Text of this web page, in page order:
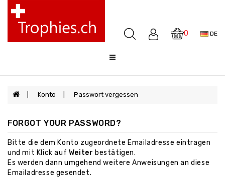
0 DE
Pokale
Medaillen
Awards
Glocken
Sale
Konto Passwort vergessen
FORGOT YOUR PASSWORD?
Bitte die dem Konto zugeordnete Emailadresse eintragen
und mit Klick auf Weiter bestätigen.
Es werden dann umgehend weitere Anweisungen an diese
Emailadresse gesendet.